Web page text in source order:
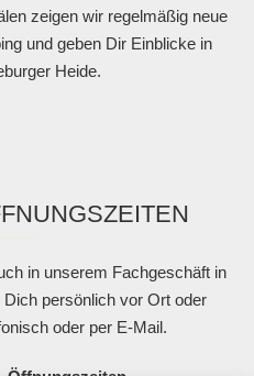
zeigen wir regelmäßig neue
und geben Dir Einblicke in
Heide.
in unserem Fachgeschäft in
persönlich vor Ort oder
oder per E-Mail.